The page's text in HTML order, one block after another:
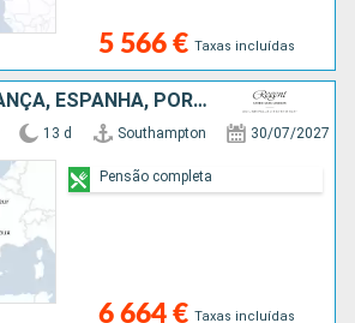
5 566 € Taxas incluídas
REINO UNIDO, FRANÇA, ESPANHA, PORTUGAL
13 d Southampton 30/07/2027
6 664 € Taxas incluídas
Pensão completa